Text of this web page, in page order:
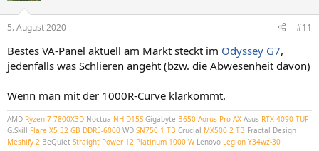
5. August 2020 #11
Bestes VA-Panel aktuell am Markt steckt im Odyssey G7,
jedenfalls was Schlieren angeht (bzw. die Abwesenheit davon)
Wenn man mit der 1000R-Curve klarkommt.
AMD Ryzen 7 7800X3D Noctua NH-D15S Gigabyte B650 Aorus Pro AX Asus RTX 4090 TUF
G.Skill Flare X5 32 GB DDR5-6000 WD SN750 1 TB Crucial MX500 2 TB Fractal Design
Meshify 2 BeQuiet Straight Power 12 Platinum 1000 W Lenovo Legion Y34wz-30